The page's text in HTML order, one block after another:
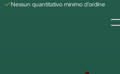
Nessun quantitativo minimo d’ordine